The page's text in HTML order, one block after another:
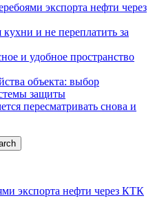
экспорта нефти через
и не переплатить за
и удобное пространство
объекта: выбор
защиты
пересматривать снова и
экспорта нефти через КТК